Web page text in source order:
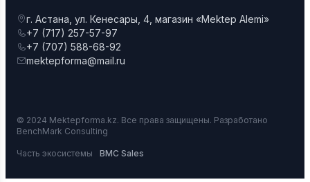
г. Астана, ул. Кенесары, 4, магазин «Mektep Alemi»
+7 (717) 257-57-97
+7 (707) 588-68-92
mektepforma@mail.ru
© 2024 Mektepforma.kz. Все права защищены. Разработано
BenchMark Consulting
Часть экосистемы BMC Sales